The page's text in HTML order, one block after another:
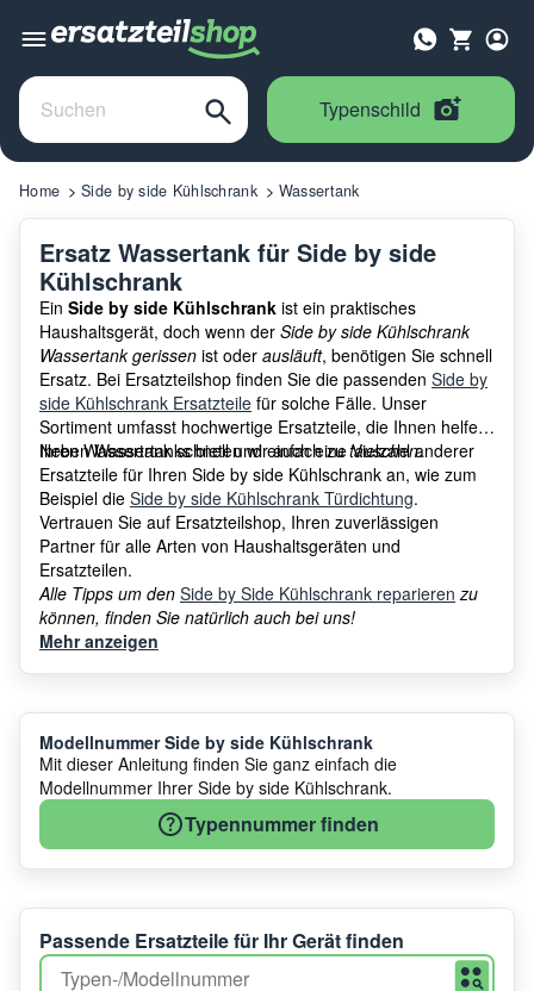
Typenschild
Home Side by side Kühlschrank Wassertank
Ersatz Wassertank für Side by side
Kühlschrank
Ein Side by side Kühlschrank ist ein praktisches
Haushaltsgerät, doch wenn der Side by side Kühlschrank
Wassertank gerissen ist oder ausläuft, benötigen Sie schnell
Ersatz. Bei Ersatzteilshop finden Sie die passenden Side by
side Kühlschrank Ersatzteile für solche Fälle. Unser
Sortiment umfasst hochwertige Ersatzteile, die Ihnen helfen,
Ihren Wassertank schnell und einfach zutauschen.
Neben Wassertanks bieten wir auch eine Vielzahl anderer
Ersatzteile für Ihren Side by side Kühlschrank an, wie zum
Beispiel die Side by side Kühlschrank Türdichtung.
Vertrauen Sie auf Ersatzteilshop, Ihren zuverlässigen
Partner für alle Arten von Haushaltsgeräten und
Ersatzteilen.
Alle Tipps um den Side by Side Kühlschrank reparieren zu
können, finden Sie natürlich auch bei uns!
Mehr anzeigen
Modellnummer Side by side Kühlschrank
Mit dieser Anleitung finden Sie ganz einfach die
Modellnummer Ihrer Side by side Kühlschrank.
Typennummer finden
Passende Ersatzteile für Ihr Gerät finden